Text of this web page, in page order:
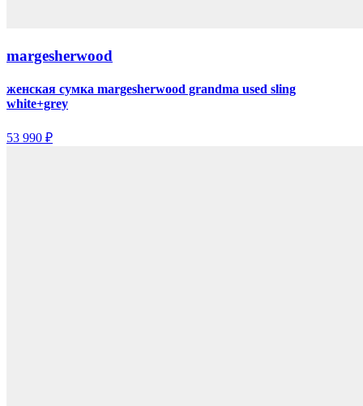
margesherwood
женская сумка margesherwood grandma used sling
white+grey
53 990 ₽